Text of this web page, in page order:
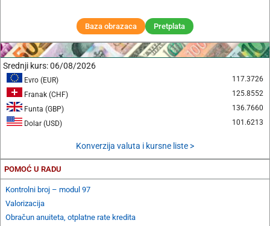
Baza obrazaca Pretplata
Srednji kurs:06/08/2026
Evro (EUR)
117.3726
Franak (CHF)
125.8552
Funta (GBP)
136.7660
Dolar (USD)
101.6213
Konverzija valuta i kursne liste >
POMOĆ U RADU
Kontrolni broj – modul 97
Valorizacija
Obračun anuiteta, otplatne rate kredita